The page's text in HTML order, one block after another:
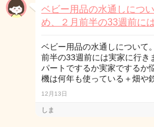
ベビー用品の水通しにつ
め、２月前半の33週前に
ベビー用品の水通しについて
前半の33週前には実家に行き
パートでするか実家でするか
機は何年も使っている＋畑や
12月13日
しま